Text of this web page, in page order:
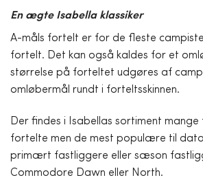
En ægte Isabella klassiker
A-måls fortelt er for de fleste
fortelt. Det kan også kaldes for et
størrelse på forteltet udgøres af
omløbermål rundt i forteltsskinnen.
Der findes i Isabellas sortiment mange
fortelte men de mest populære til
primært fastliggere eller sæson
Commodore Dawn eller North.